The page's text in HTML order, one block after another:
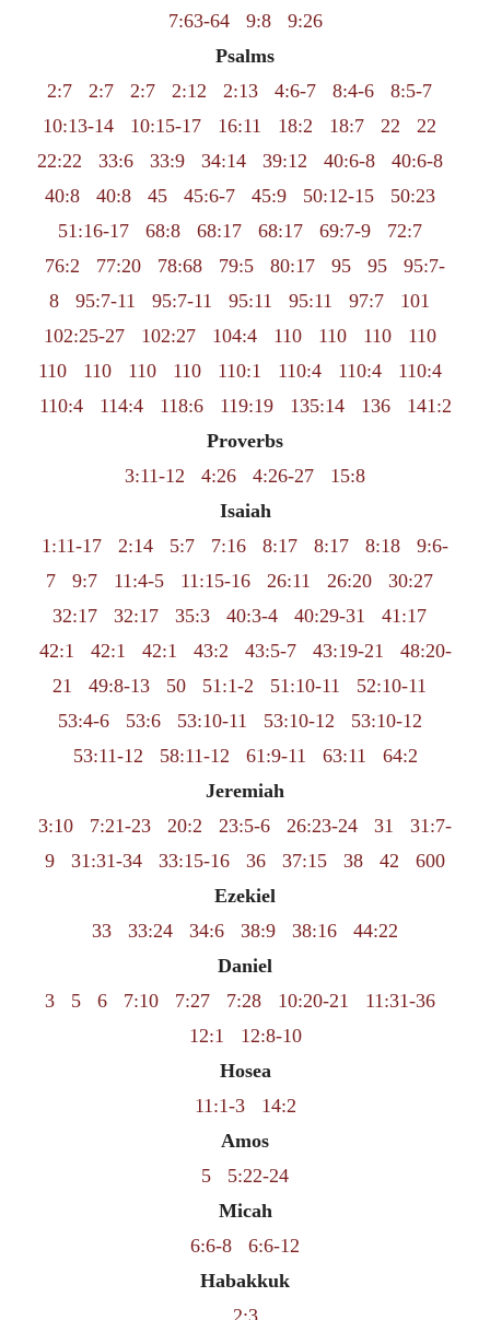
7:63-64
9:8
9:26
Psalms
2:7
2:7 2:7 2:12 2:13 4:6-7 8:4-6
8:5-7
10:13-14
10:15-17 16:11 18:2 18:7 22
22
22:22
33:6 33:9 34:14 39:12 40:6-8
40:6-8
40:8
40:8 45 45:6-7 45:9 50:12-15
50:23
51:16-17
68:8 68:17 68:17 69:7-9
72:7
76:2
77:20 78:68 79:5 80:17 95 95
95:7-
8
95:7-11 95:7-11 95:11 95:11 97:7
101
102:25-27
102:27 104:4 110 110 110
110
110
110 110 110 110:1 110:4 110:4
110:4
110:4
114:4 118:6 119:19 135:14 136
141:2
Proverbs
3:11-12
4:26 4:26-27
15:8
Isaiah
1:11-17
2:14 5:7 7:16 8:17 8:17 8:18
9:6-
7
9:7 11:4-5 11:15-16 26:11 26:20
30:27
32:17
32:17 35:3 40:3-4 40:29-31
41:17
42:1
42:1 42:1 43:2 43:5-7 43:19-21
48:20-
21
49:8-13 50 51:1-2 51:10-11
52:10-11
53:4-6
53:6 53:10-11 53:10-12
53:10-12
53:11-12
58:11-12 61:9-11 63:11
64:2
Jeremiah
3:10
7:21-23 20:2 23:5-6 26:23-24 31
31:7-
9
31:31-34 33:15-16 36 37:15 38 42
600
Ezekiel
33
33:24 34:6 38:9 38:16
44:22
Daniel
3
5 6 7:10 7:27 7:28 10:20-21
11:31-36
12:1
12:8-10
Hosea
11:1-3
14:2
Amos
5
5:22-24
Micah
6:6-8
6:6-12
Habakkuk
2:3